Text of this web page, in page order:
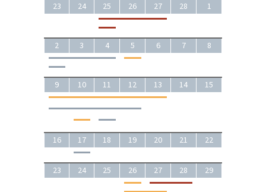
23 24 25 26 27 28 1
2 3 4 5 6 7 8
9 10 11 12 13 14 15
16 17 18 19 20 21 22
23 24 25 26 27 28 29